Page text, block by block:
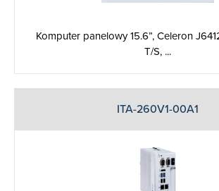
Komputer panelowy 15.6”, Celeron
T/S, ...
ITA-260V1-00A1